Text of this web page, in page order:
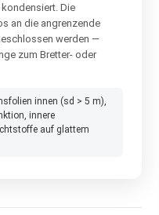
Die
an die angrenzende
werden —
zum Bretter- oder
innen (sd > 5 m),
innere
auf glattem